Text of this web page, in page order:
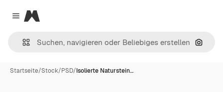
Close menu
Magnific
Nach
Startseite/Stock/PSD/Isolierte Naturstein…